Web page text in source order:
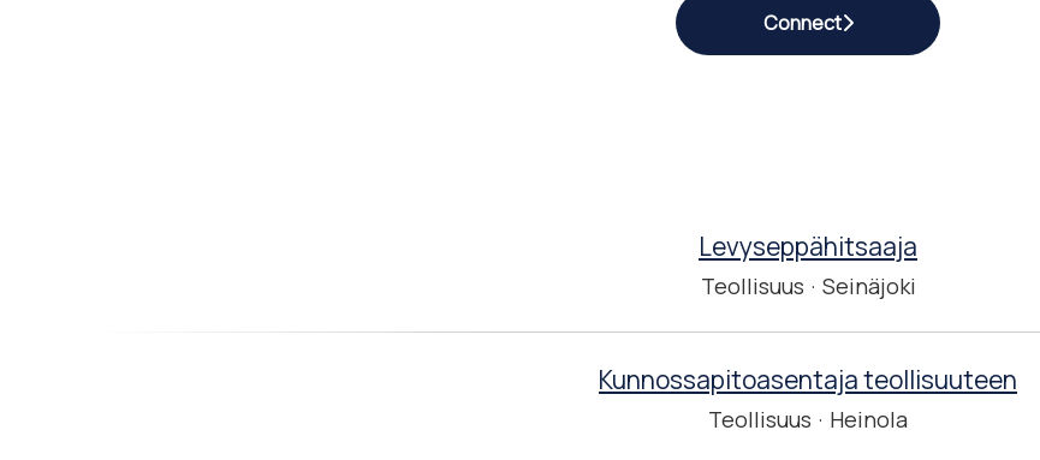
Connect
Levyseppähitsaaja
Teollisuus · Seinäjoki
Kunnossapitoasentaja teollisuuteen
Teollisuus · Heinola